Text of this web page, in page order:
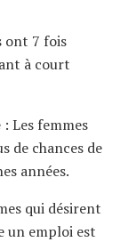
ont 7 fois
à court
: Les femmes
de chances de
années.
qui désirent
un emploi est